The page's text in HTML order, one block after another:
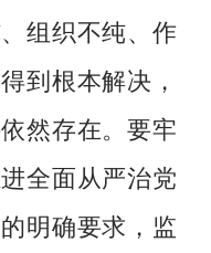
组织不纯、作
到根本解决，
然存在。要牢
全面从严治党
明确要求，监